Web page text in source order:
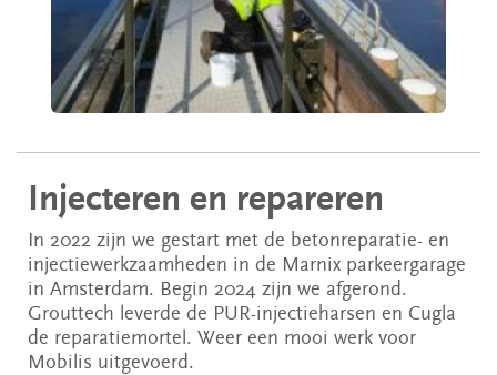
Injecteren en repareren
In 2022 zijn we gestart met de betonreparatie- en
injectiewerkzaamheden in de Marnix parkeergarage
in Amsterdam. Begin 2024 zijn we afgerond.
Grouttech leverde de PUR-injectieharsen en Cugla
de reparatiemortel. Weer een mooi werk voor
Mobilis uitgevoerd.